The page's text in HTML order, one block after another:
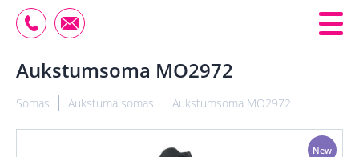
Aukstumsoma MO2972
Somas Aukstuma somas Aukstumsoma MO2972
New